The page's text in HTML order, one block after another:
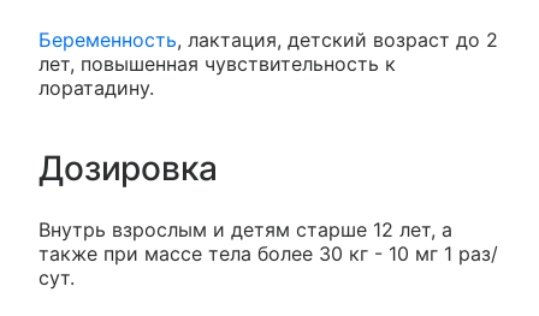
Беременность, лактация, детский возраст до 2
лет, повышенная чувствительность к
лоратадину.
Дозировка
Внутрь взрослым и детям старше 12 лет, а
также при массе тела более 30 кг - 10 мг 1 раз/
сут.